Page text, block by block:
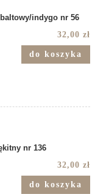
indygo nr 56
32,00 zł
do koszyka
nr 136
32,00 zł
do koszyka